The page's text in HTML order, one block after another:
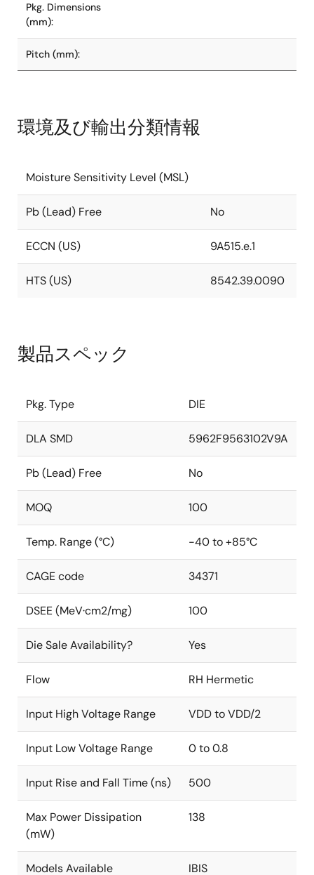
Pkg. Dimensions
(mm):
Pitch (mm):
環境及び輸出分類情報
Moisture Sensitivity Level (MSL)
Pb (Lead) Free No
ECCN (US) 9A515.e.1
HTS (US) 8542.39.0090
製品スペック
Pkg. Type DIE
DLA SMD 5962F9563102V9A
Pb (Lead) Free No
MOQ 100
Temp. Range (°C) -40 to +85°C
CAGE code 34371
DSEE (MeV·cm2/mg) 100
Die Sale Availability? Yes
Flow RH Hermetic
Input High Voltage Range VDD to VDD/2
Input Low Voltage Range 0 to 0.8
Input Rise and Fall Time (ns) 500
Max Power Dissipation
(mW)
138
Models Available IBIS